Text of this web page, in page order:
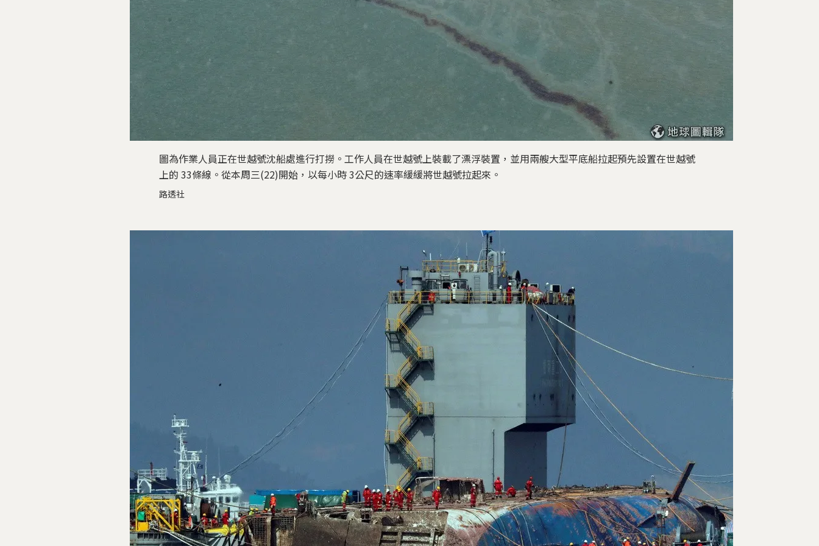
圖為作業人員正在世越號沈船處進行打撈。工作人員在世越號上裝載了漂浮裝置，並用兩艘大型平底船拉起預先設置在世越號
上的 33條線。從本周三(22)開始，以每小時 3公尺的速率緩緩將世越號拉起來。
路透社